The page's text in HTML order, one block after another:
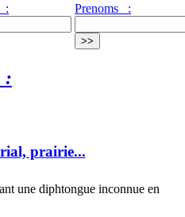
: Prenoms :
:
prairie...
une diphtongue inconnue en